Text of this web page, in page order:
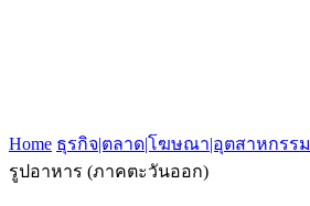
Home ธุรกิจ|ตลาด|โฆษณา|อุตสาหกรรม
รูปอาหาร (ภาคตะวันออก)